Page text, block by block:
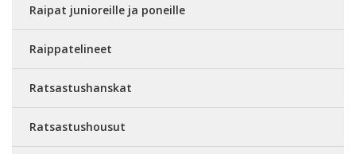
Raipat junioreille ja poneille
Raippatelineet
Ratsastushanskat
Ratsastushousut